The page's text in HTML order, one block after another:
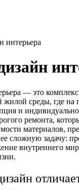
интерьера
— это
жилой среды, где на
и
ремонта,
материалов,
сложную задачу:
внутреннего